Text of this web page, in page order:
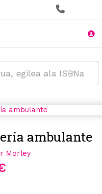
ambulante
Morley